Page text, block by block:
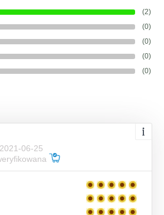
(2)
(0)
(0)
(0)
(0)
06-25